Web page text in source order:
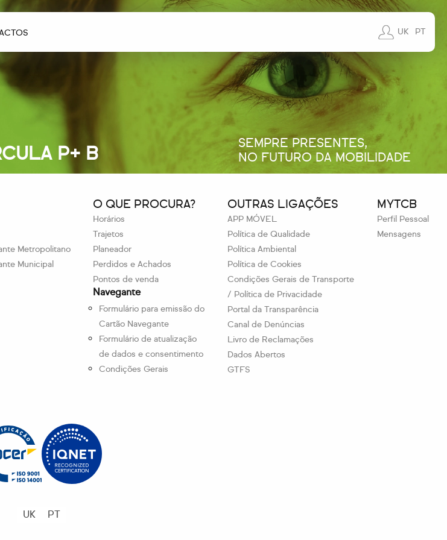
UK PT
SEMPRE PRESENTES,
NO FUTURO DA MOBILIDADE
P+ B
Metropolitano
Municipal
O QUE PROCURA?
Horários
Trajetos
Planeador
Perdidos e Achados
Pontos de venda
Navegante
Formulário para emissão do
Cartão Navegante
Formulário de atualização
de dados e consentimento
Condições Gerais
OUTRAS LIGAÇÕES
APP MÓVEL
Política de Qualidade
Política Ambiental
Política de Cookies
Condições Gerais de Transporte
/ Política de Privacidade
Portal da Transparência
Canal de Denúncias
Livro de Reclamações
Dados Abertos
GTFS
MYTCB
Perfil Pessoal
Mensagens
UK PT